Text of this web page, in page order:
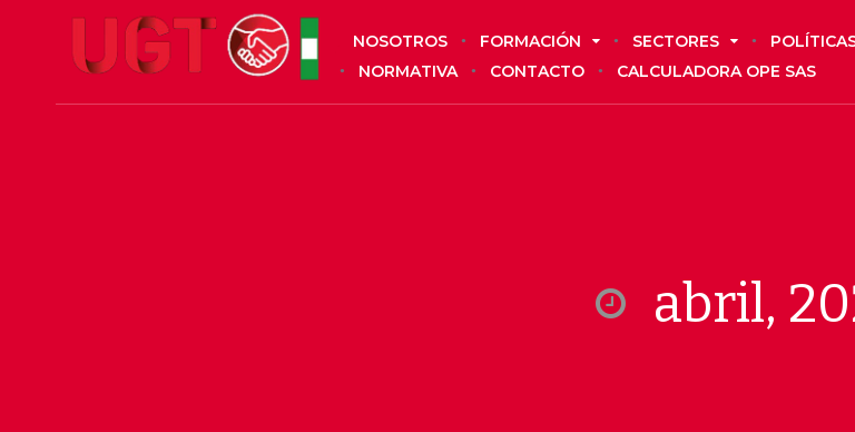
NOSOTROS FORMACIÓN SECTORES
NORMATIVA
CONTACTO CALCULADORA OPE SAS
abril,